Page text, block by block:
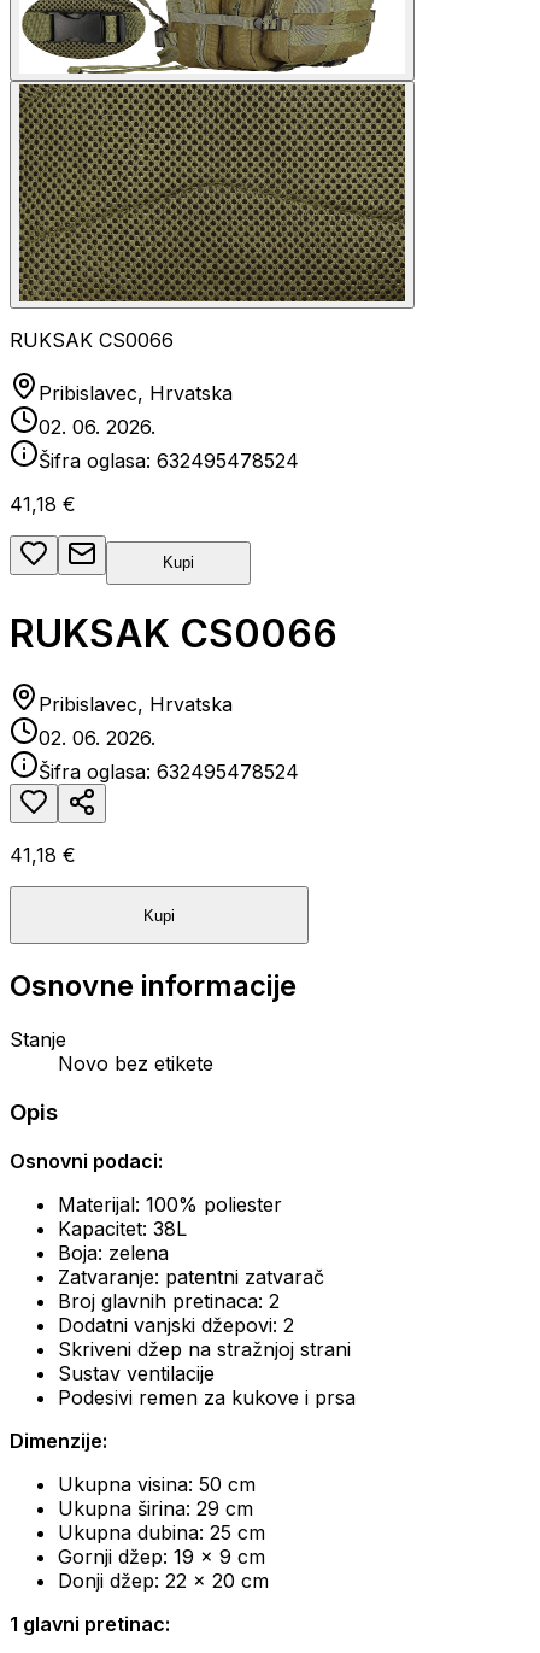
RUKSAK CS0066
Pribislavec, Hrvatska
02. 06. 2026.
Šifra oglasa: 632495478524
41,18 €
Kupi
RUKSAK CS0066
Pribislavec, Hrvatska
02. 06. 2026.
Šifra oglasa: 632495478524
41,18 €
Kupi
Osnovne informacije
Stanje
Novo bez etikete
Opis
Osnovni podaci:
Materijal: 100% poliester
Kapacitet: 38L
Boja: zelena
Zatvaranje: patentni zatvarač
Broj glavnih pretinaca: 2
Dodatni vanjski džepovi: 2
Skriveni džep na stražnjoj strani
Sustav ventilacije
Podesivi remen za kukove i prsa
Dimenzije:
Ukupna visina: 50 cm
Ukupna širina: 29 cm
Ukupna dubina: 25 cm
Gornji džep: 19 x 9 cm
Donji džep: 22 x 20 cm
1 glavni pretinac: